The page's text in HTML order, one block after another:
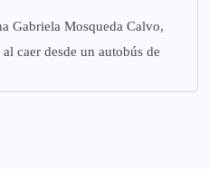
Gabriela Mosqueda Calvo,
caer desde un autobús de